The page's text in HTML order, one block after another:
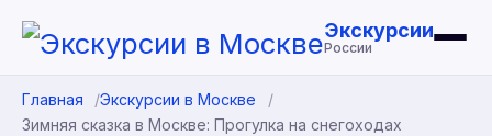
Экскурсии
России
Главная
Экскурсии в Москве
Зимняя сказка в Москве: Прогулка на снегоходах